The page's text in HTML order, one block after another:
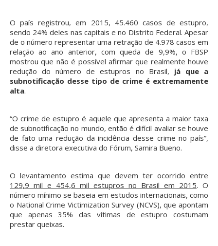
O país registrou, em 2015, 45.460 casos de estupro,
sendo 24% deles nas capitais e no Distrito Federal. Apesar
de o número representar uma retração de 4.978 casos em
relação ao ano anterior, com queda de 9,9%, o FBSP
mostrou que não é possível afirmar que realmente houve
redução do número de estupros no Brasil, já que a
subnotificação desse tipo de crime é extremamente
alta.
“O crime de estupro é aquele que apresenta a maior taxa
de subnotificação no mundo, então é difícil avaliar se houve
de fato uma redução da incidência desse crime no país”,
disse a diretora executiva do Fórum, Samira Bueno.
O levantamento estima que devem ter ocorrido entre
129,9 mil e 454,6 mil estupros no Brasil em 2015. O
número mínimo se baseia em estudos internacionais, como
o National Crime Victimization Survey (NCVS), que apontam
que apenas 35% das vítimas de estupro costumam
prestar queixas.